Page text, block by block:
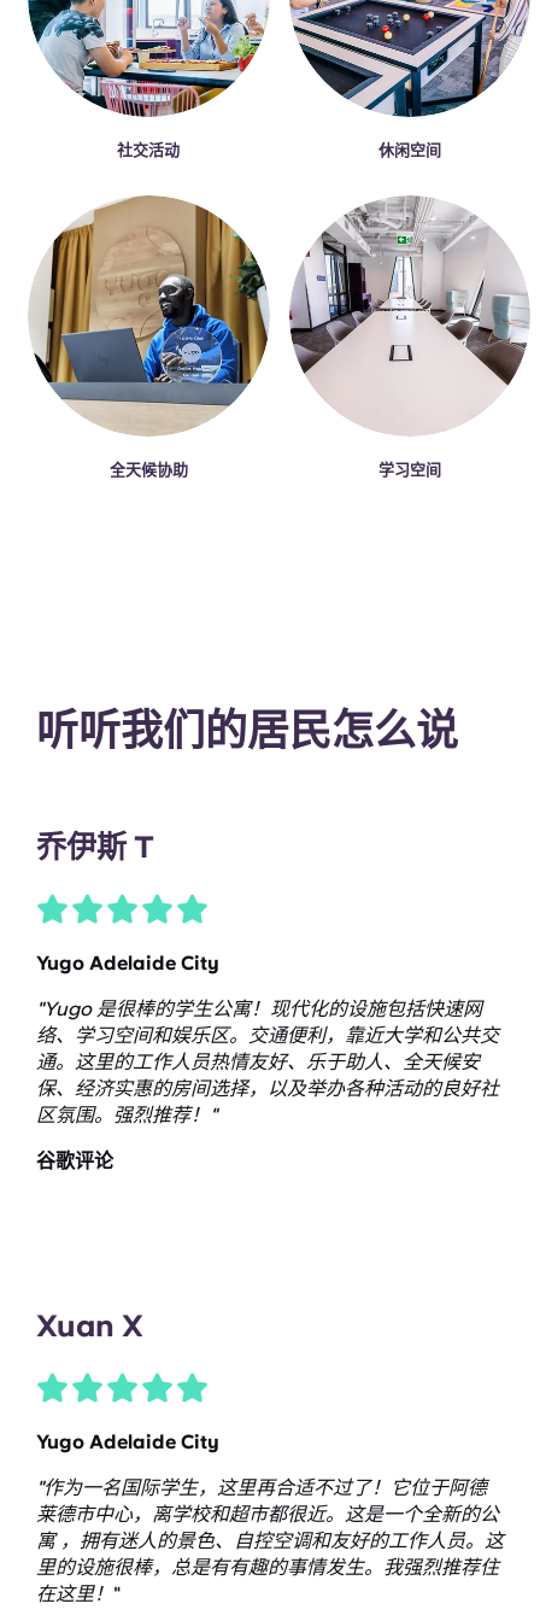
社交活动 休闲空间
全天候协助 学习空间
听听我们的居民怎么说
乔伊斯 T
Yugo Adelaide City
"Yugo 是很棒的学生公寓！现代化的设施包括快速网
络、学习空间和娱乐区。交通便利，靠近大学和公共交
通。这里的工作人员热情友好、乐于助人、全天候安
保、经济实惠的房间选择，以及举办各种活动的良好社
区氛围。强烈推荐！"
谷歌评论
Xuan X
Yugo Adelaide City
"作为一名国际学生，这里再合适不过了！它位于阿德
莱德市中心，离学校和超市都很近。这是一个全新的公
寓 ，拥有迷人的景色、自控空调和友好的工作人员。这
里的设施很棒，总是有有趣的事情发生。我强烈推荐住
在这里！ "